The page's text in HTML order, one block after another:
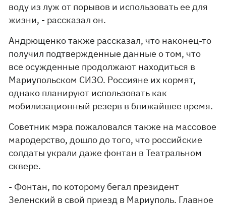
воду из луж от порывов и использовать ее для
жизни, - рассказал он.
Андрющенко также рассказал, что наконец-то
получил подтвержденные данные о том, что
все осужденные продолжают находиться в
Мариупольском СИЗО. Россияне их кормят,
однако планируют использовать как
мобилизационный резерв в ближайшее время.
Советник мэра пожаловался также на массовое
мародерство, дошло до того, что российские
солдаты украли даже фонтан в Театральном
сквере.
- Фонтан, по которому бегал президент
Зеленский в свой приезд в Мариуполь. Главное